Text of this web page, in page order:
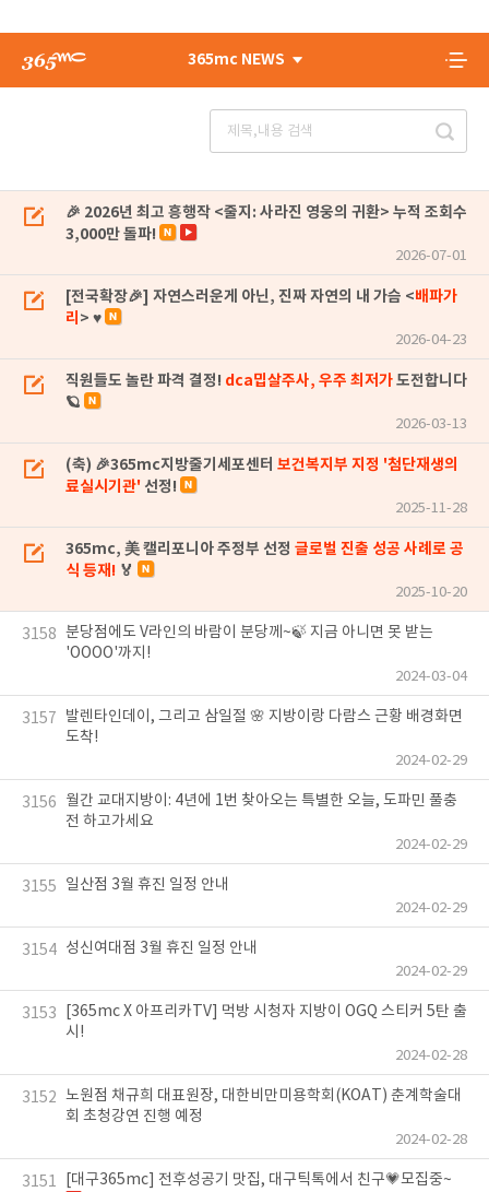
365mc NEWS
🎉 2026년 최고 흥행작 <줄지: 사라진 영웅의 귀환> 누적 조회수
3,000만 돌파!
2026-07-01
[전국확장🎉] 자연스러운게 아닌, 진짜 자연의 내 가슴 <배파가
리 > ♥
2026-04-23
직원들도 놀란 파격 결정! dca밉살주사, 우주 최저가도전합니다
🪐
2026-03-13
(축) 🎉365mc지방줄기세포센터 보건복지부 지정 '첨단재생의
료실시기관' 선정!
2025-11-28
365mc, 美 캘리포니아 주정부 선정 글로벌 진출 성공 사례로 공
식 등재! 🏅
2025-10-20
3158 분당점에도 V라인의 바람이 분당께~🍃 지금 아니면 못 받는
'OOOO'까지!
2024-03-04
3157
발렌타인데이, 그리고 삼일절 🌸 지방이랑 다람스 근황 배경화면
도착!
2024-02-29
3156
월간 교대지방이: 4년에 1번 찾아오는 특별한 오늘, 도파민 풀충
전 하고가세요
2024-02-29
3155 일산점 3월 휴진 일정 안내
2024-02-29
3154 성신여대점 3월 휴진 일정 안내
2024-02-29
3153
[365mc X 아프리카TV] 먹방 시청자 지방이 OGQ 스티커 5탄 출
시!
2024-02-28
3152 노원점 채규희 대표원장, 대한비만미용학회(KOAT) 춘계학술대
회 초청강연 진행 예정
2024-02-28
3151 [대구365mc] 전후성공기 맛집, 대구틱톡에서 친구💗모집중~